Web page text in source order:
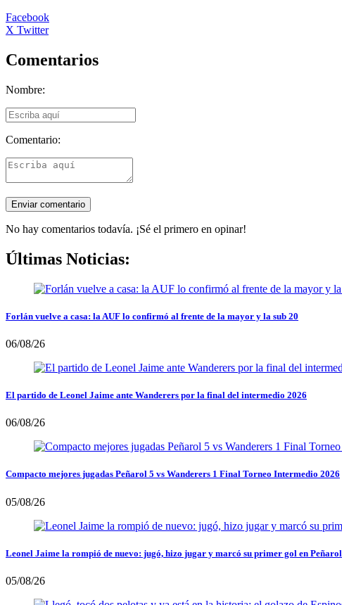
Facebook
X Twitter
Comentarios
Nombre:
Comentario:
No hay comentarios todavía. ¡Sé el primero en opinar!
Últimas Noticias:
Forlán vuelve a casa: la AUF lo confirmó al frente de la mayor y la sub 20
06/08/26
El partido de Leonel Jaime ante Wanderers por la final del intermedio 2026
06/08/26
Compacto mejores jugadas Peñarol 5 vs Wanderers 1 Final Torneo Intermedio 2026
05/08/26
Leonel Jaime la rompió de nuevo: jugó, hizo jugar y marcó su primer gol en Peñarol
05/08/26